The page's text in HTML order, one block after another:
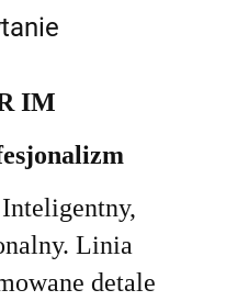
IM
Linia
detale